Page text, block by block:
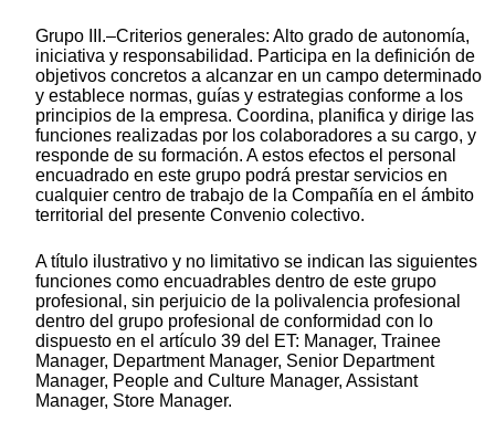
Grupo III.–Criterios generales: Alto grado de autonomía,
iniciativa y responsabilidad. Participa en la definición de
objetivos concretos a alcanzar en un campo determinado
y establece normas, guías y estrategias conforme a los
principios de la empresa. Coordina, planifica y dirige las
funciones realizadas por los colaboradores a su cargo, y
responde de su formación. A estos efectos el personal
encuadrado en este grupo podrá prestar servicios en
cualquier centro de trabajo de la Compañía en el ámbito
territorial del presente Convenio colectivo.
A título ilustrativo y no limitativo se indican las siguientes
funciones como encuadrables dentro de este grupo
profesional, sin perjuicio de la polivalencia profesional
dentro del grupo profesional de conformidad con lo
dispuesto en el artículo 39 del ET: Manager, Trainee
Manager, Department Manager, Senior Department
Manager, People and Culture Manager, Assistant
Manager, Store Manager.